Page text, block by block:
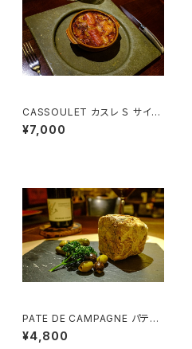
CASSOULET カスレ Ｓ サイズ
（１~２名様用）
¥7,000
PATE DE CAMPAGNE パテ・
ド・カンパーニュ (3~4様用）
¥4,800